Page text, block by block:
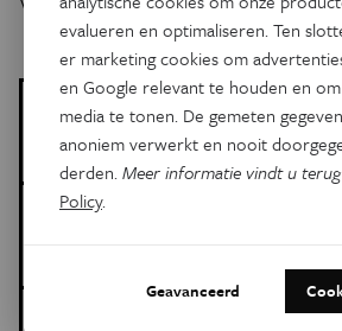
ZOO Science
Meer artikels van deze
Meer over de volgende
evalueren en optimaliseren. Ten
er marketing cookies om
en Google relevant te houden en
media te tonen. De gemeten
anoniem verwerkt en nooit
derden.Meer informatie vindt u
Policy.
Geavanceerd